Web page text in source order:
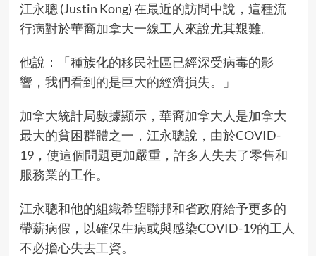
江永聰 (Justin Kong) 在最近的訪問中說，這種流
行病對於華裔加拿大一線工人來說尤其艱難。
他說：「種族化的移民社區已經深受病毒的影
響，我們看到的是巨大的經濟損失。」
加拿大統計局數據顯示，華裔加拿大人是加拿大
最大的貧困群體之一，江永聰說，由於COVID-
19，使這個問題更加嚴重，許多人失去了零售和
服務業的工作。
江永聰和他的組織希望聯邦和省政府給予更多的
帶薪病假，以確保生病或與感染COVID-19的工人
不必擔心失去工資。